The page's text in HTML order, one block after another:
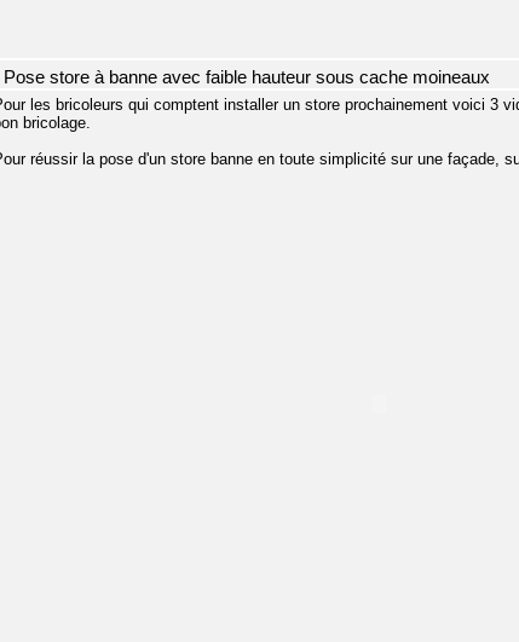
Pose store à banne avec faible hauteur sous cache moineaux
les bricoleurs qui comptent installer un store prochainement voici 3
bricolage.
réussir la pose d'un store banne en toute simplicité sur une façade,